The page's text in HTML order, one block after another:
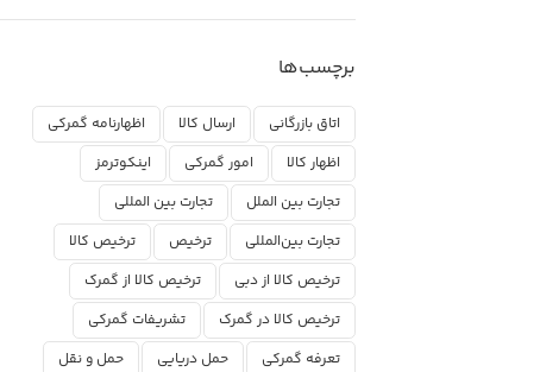
برچسب‌ها
اتاق بازرگانی ارسال کالا
اظهارنامه گمرکی
اظهار کالا
امور گمرکی
اینکوترمز
تجارت بین الملل
تجارت بین المللی
تجارت بین‌المللی
ترخیص
ترخیص کالا
ترخیص کالا از دبی
ترخیص کالا از گمرک
ترخیص کالا در گمرک
تشریفات گمرکی
تعرفه گمرکی
حمل دریایی
حمل و نقل